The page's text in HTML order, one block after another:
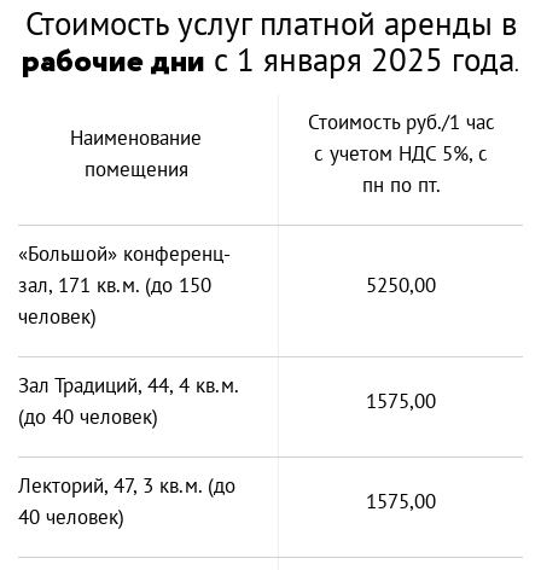
Стоимость услуг платной аренды в
рабочие дни с 1 января 2025 года.
Наименование
помещения
Стоимость руб./1 час
с учетом НДС 5%, с
пн по пт.
«Большой» конференц-
зал, 171 кв.м. (до 150
человек)
5250,00
Зал Традиций, 44, 4 кв.м.
(до 40 человек)
1575,00
Лекторий, 47, 3 кв.м. (до
40 человек)
1575,00